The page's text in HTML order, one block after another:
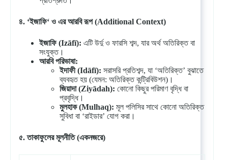
৪. ‘ইজাফি‘ ও এর আরবি রূপ(Additional Context)
ইজাফি(Izāfī): এটি উর্দু ও ফারসি শব্দ, যার অর্থ অতিরিক্ত বা
সংযুক্ত।
আরবি পরিভাষা:
ইদাফী(Idāfī): সরাসরি প্রতিশব্দ, যা ‘অতিরিক্ত’ বুঝাতে
ব্যবহৃত হয় (যেমন: অতিরিক্ত কন্ট্রিবিউশন)।
জিয়াদা(Ziyādah): কোনো কিছুর পরিমাণ বৃদ্ধি বা
প্রবৃদ্ধি।
মুলহাক(Mulhaq): মূল পলিসির সাথে কোনো অতিরিক্ত
সুবিধা বা ‘রাইডার’ যোগ করা।
৫.তাকাফুলের মূলনীতি(একনজরে)